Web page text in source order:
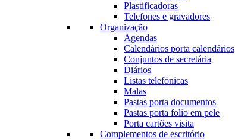
Plastificadoras
Telefones e gravadores
Organização
Agendas
Calendários porta calendários
Conjuntos de secretária
Diários
Listas telefónicas
Malas
Pastas porta documentos
Pastas porta folio em pele
Porta cartões visita
Complementos de escritório